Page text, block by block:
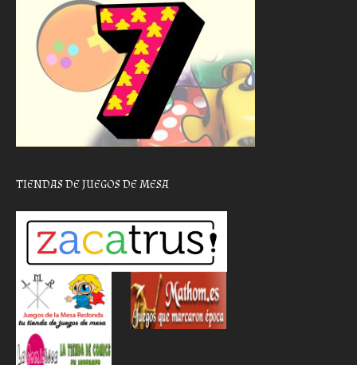
TIENDAS DE JUEGOS DE MESA